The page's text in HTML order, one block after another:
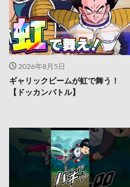
2026年8月5日
ギャリックビームが虹で舞う！
【ドッカンバトル】